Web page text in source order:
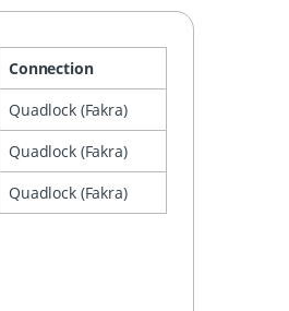
Connection
Quadlock (Fakra)
Quadlock (Fakra)
Quadlock (Fakra)